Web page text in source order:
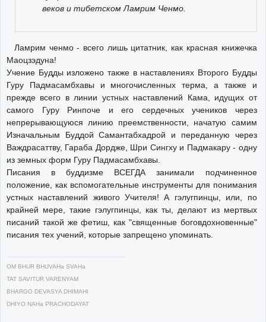
веков и тибетском Ламрим Ченмо.
Ламрим ченмо - всего лишь цитатник, как красная книжечка
Маоцзэдуна!
Учение Будды изложено также в наставлениях Второго Будды
Гуру Падмасамбхавы и многочисленных терма, а также и
прежде всего в линии устных наставлений Кама, идущих от
самого Гуру Ринпоче и его сердечных учеников через
непрерывающуюся линию преемственности, начатую самим
Изначальным Буддой Самантабхадрой и переданную через
Важдрасаттву, Гараба Дордже, Шри Сингху и Падмакару - одну
из земных форм Гуру Падмасамбхавы.
Писания в буддизме ВСЕГДА занимали подчиненное
положение, как вспомогательные инструменты для понимания
устных наставлений живого Учителя! А гэлугпинцы, или, по
крайней мере, такие гэлугпинцы, как ты, делают из мертвых
писаний такой же фетиш, как "священные боговдохновенные"
писания тех учений, которые запрещено упоминать.
OM BHUR BHUVAHa SVAHa
TAT SAVITUR VARENYAM
BHARGO DEVASYA DHIMAHI
DHIYO NAHa PRACHODAYAT